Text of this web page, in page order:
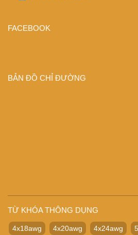
FACEBOOK
BẢN ĐỒ CHỈ ĐƯỜNG
TỪ KHÓA THÔNG DỤNG
4x18awg 4x20awg 4x24awg